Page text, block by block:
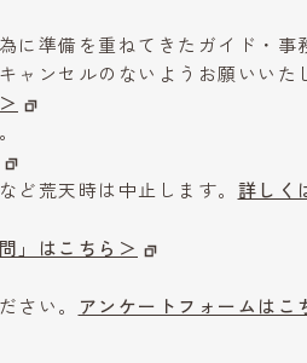
に準備を重ねてきたガイド・事
ャンセルのないようお願いいた
ど荒天時は中止します。 詳しく
」はこちら＞
さい。
アンケートフォームはこ